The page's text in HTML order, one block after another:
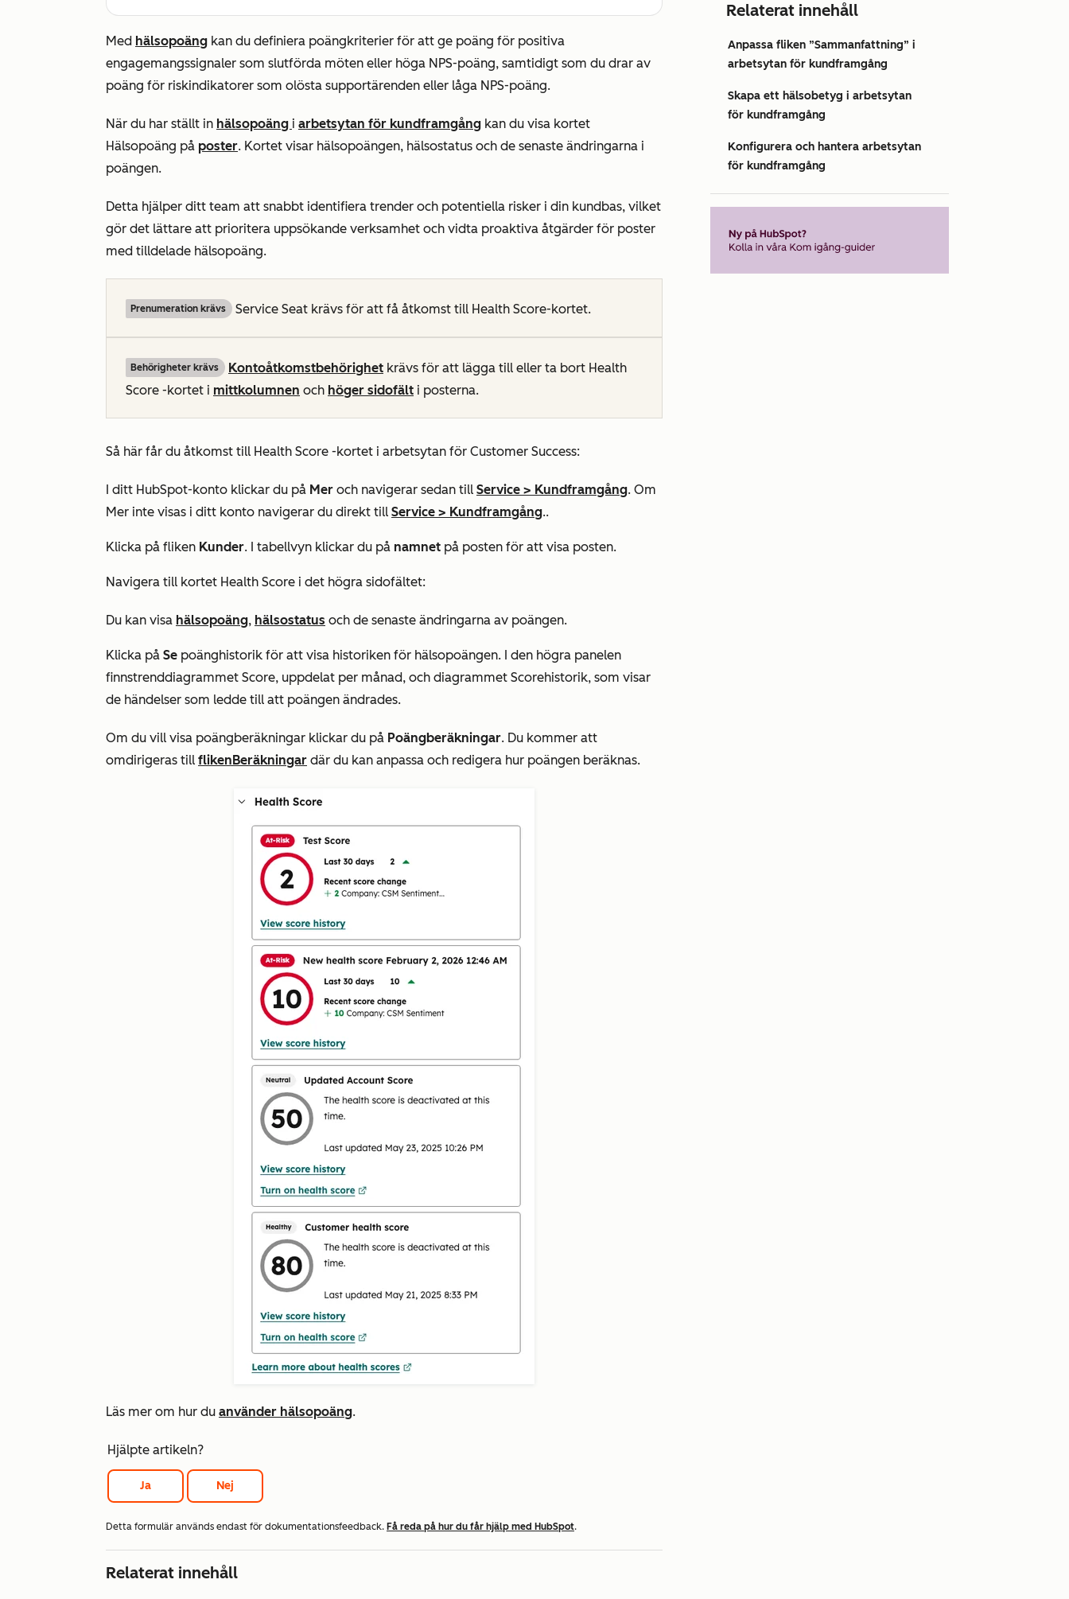
Med hälsopoäng kan du definiera poängkriterier för att ge poäng för positiva
engagemangssignaler som slutförda möten eller höga NPS-poäng, samtidigt som du drar av
poäng för riskindikatorer som olösta supportärenden eller låga NPS-poäng.
När du har ställt in hälsopoäng i arbetsytan för kundframgång kan du visa kortet
Hälsopoäng på poster. Kortet visar hälsopoängen, hälsostatus och de senaste ändringarna i
poängen.
Detta hjälper ditt team att snabbt identifiera trender och potentiella risker i din kundbas, vilket
gör det lättare att prioritera uppsökande verksamhet och vidta proaktiva åtgärder för poster
med tilldelade hälsopoäng.
Prenumeration krävs Service Seat krävs för att få åtkomst till Health Score-kortet.
Behörigheter krävs Kontoåtkomstbehörighet krävs för att lägga till eller ta bort Health
Score -kortet i mittkolumnen och höger sidofält i posterna.
Så här får du åtkomst till Health Score -kortet i arbetsytan för Customer Success:
I ditt HubSpot-konto klickar du på Mer och navigerar sedan till Service > Kundframgång. Om
Mer inte visas i ditt konto navigerar du direkt till Service > Kundframgång..
Klicka på fliken Kunder. I tabellvyn klickar du på namnet på posten för att visa posten.
Navigera till kortet Health Score i det högra sidofältet:
Du kan visa hälsopoäng, hälsostatus och de senaste ändringarna av poängen.
Klicka på Se poänghistorik för att visa historiken för hälsopoängen. I den högra panelen
finnstrenddiagrammet Score, uppdelat per månad, och diagrammet Scorehistorik, som visar
de händelser som ledde till att poängen ändrades.
Om du vill visa poängberäkningar klickar du på Poängberäkningar. Du kommer att
omdirigeras till flikenBeräkningar där du kan anpassa och redigera hur poängen beräknas.
Läs mer om hur du använder hälsopoäng.
Hjälpte artikeln?
Ja Nej
Detta formulär används endast för dokumentationsfeedback. Få reda på hur du får hjälp med HubSpot.
Relaterat innehåll
Relaterat innehåll
Anpassa fliken ”Sammanfattning” i
arbetsytan för kundframgång
Skapa ett hälsobetyg i arbetsytan
för kundframgång
Konfigurera och hantera arbetsytan
för kundframgång